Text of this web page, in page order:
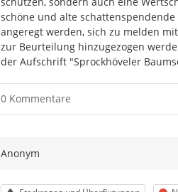
schöne und alte
angeregt werden, sich zu melden
zur Beurteilung hinzugezogen
der Aufschrift "Sprockhöveler
0 Kommentare
Anonym